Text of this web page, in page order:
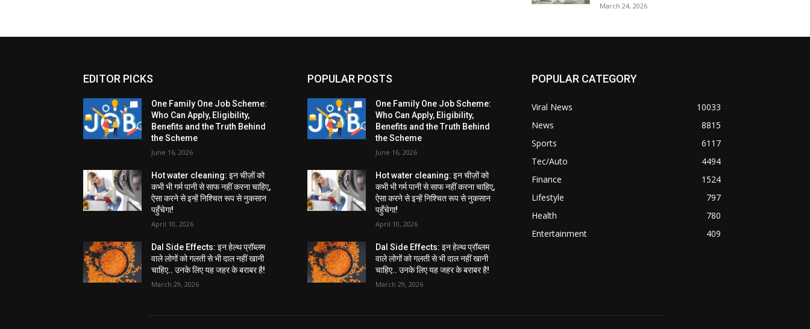
March 24, 2026
EDITOR PICKS
One Family One Job Scheme:
Who Can Apply, Eligibility,
Benefits and the Truth Behind
the Scheme
June 16, 2026
Hot water cleaning: इन चीज़ों को
कभी भी गर्म पानी से साफ नहीं करना चाहिए,
ऐसा करने से इन्हें निश्चित रूप से नुकसान
पहुँचेगा!
April 10, 2026
Dal Side Effects: इन हेल्थ प्रॉब्लम
वाले लोगों को गलती से भी दाल नहीं खानी
चाहिए.. उनके लिए यह जहर के बराबर है!
March 29, 2026
POPULAR POSTS
One Family One Job Scheme:
Who Can Apply, Eligibility,
Benefits and the Truth Behind
the Scheme
June 16, 2026
Hot water cleaning: इन चीज़ों को
कभी भी गर्म पानी से साफ नहीं करना चाहिए,
ऐसा करने से इन्हें निश्चित रूप से नुकसान
पहुँचेगा!
April 10, 2026
Dal Side Effects: इन हेल्थ प्रॉब्लम
वाले लोगों को गलती से भी दाल नहीं खानी
चाहिए.. उनके लिए यह जहर के बराबर है!
March 29, 2026
POPULAR CATEGORY
Viral News
10033
News
8815
Sports
6117
Tec/Auto
4494
Finance
1524
Lifestyle
797
Health
780
Entertainment
409